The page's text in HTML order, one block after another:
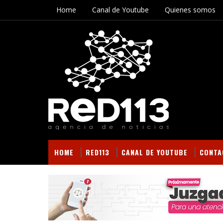
Home Canal de Youtube Quienes somos
HOME RED113 CANAL DE YOUTUBE